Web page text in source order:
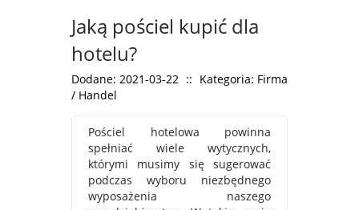
Jaką pościel kupić dla
hotelu?
Dodane: 2021-03-22 :: Kategoria: Firma
/ Handel
Pościel hotelowa powinna
spełniać wiele wytycznych,
którymi musimy się sugerować
podczas wyboru niezbędnego
wyposażenia naszego